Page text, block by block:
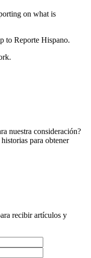
on what is
to Reporte Hispano.
nuestra consideración?
para obtener
recibir artículos y